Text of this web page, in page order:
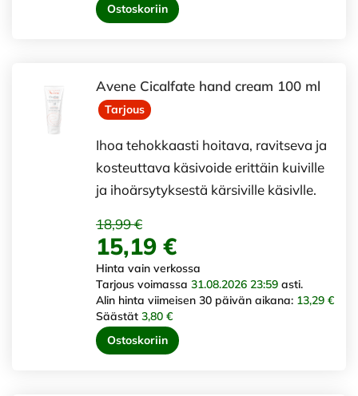
Ostoskoriin
Avene Cicalfate hand cream 100 ml
Tarjous
Ihoa tehokkaasti hoitava, ravitseva ja
kosteuttava käsivoide erittäin kuiville
ja ihoärsytyksestä kärsiville käsivlle.
18,99 €
15,19 €
Hinta vain verkossa
Tarjous voimassa 31.08.2026 23:59 asti.
Alin hinta viimeisen 30 päivän aikana: 13,29 €
Säästät 3,80 €
Ostoskoriin